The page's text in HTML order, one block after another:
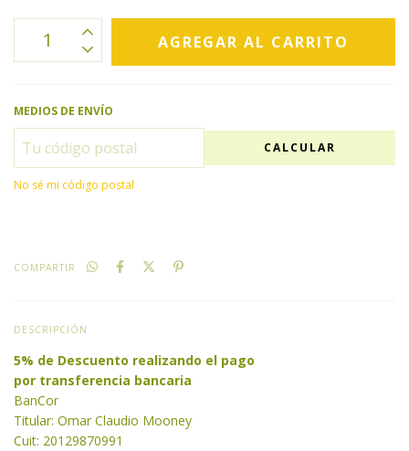
MEDIOS DE ENVÍO
CALCULAR
No sé mi código postal
COMPARTIR
DESCRIPCIÓN
5% de Descuento realizando el pago
por transferencia bancaria
BanCor
Titular: Omar Claudio Mooney
Cuit: 20129870991